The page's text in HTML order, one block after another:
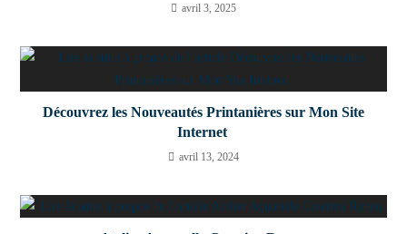
avril 3, 2025
Découvrez les Nouveautés Printanières sur Mon Site
Internet ​
avril 13, 2024